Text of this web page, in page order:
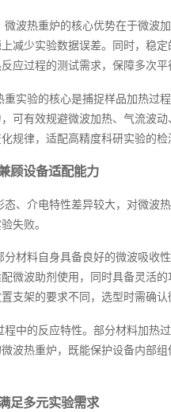
波热重炉的核心优势在于微波
减少实验数据误差。同时，稳
应过程的测试需求，保障多次平
实验的核心是捕捉样品加热过
可有效规避微波加热、气流波
规律，适配高精度科研实验的检
顾设备适配能力
态、介电特性差异较大，对微波
失败。
分材料自身具备良好的微波吸收
微波助剂使用，同时具备灵活
支架的要求不同，选型时需确
中的反应特性。部分材料加热
波热重炉，既能保护设备内部
足多元实验需求